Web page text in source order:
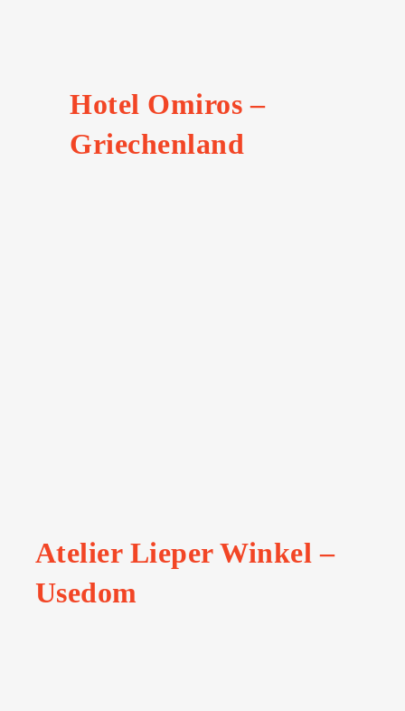
Hotel Omiros –
Griechenland
Atelier Lieper Winkel –
Usedom